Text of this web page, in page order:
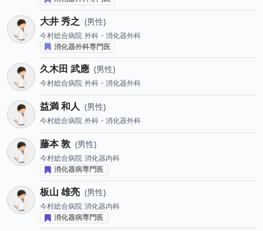
大井 秀之 男性
今村総合病院 外科・消化器外科
消化器外科専門医
久木田 武應 男性
今村総合病院 外科・消化器外科
益満 和人 男性
今村総合病院 外科・消化器外科
藤本 敦 男性
今村総合病院 消化器内科
消化器病専門医
板山 雄亮 男性
今村総合病院 消化器内科
消化器病専門医